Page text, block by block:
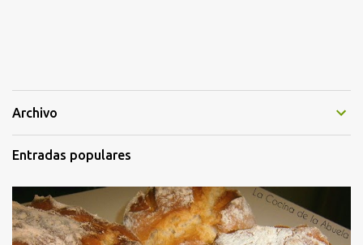
Archivo
Entradas populares